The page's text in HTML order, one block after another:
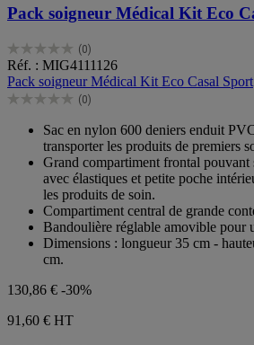
Pack soigneur Médical Kit Eco
(0)
0.0
sur
5
étoiles.
Réf. : MIG4111126
Pack soigneur Médical Kit Eco Casal Sport
(0)
0.0
étoiles.
Sac en nylon 600 deniers enduit
transporter les produits de premiers
Grand compartiment frontal
avec élastiques et petite poche
les produits de soin.
Compartiment central de grande
Bandoulière réglable amovible pour
Dimensions : longueur 35 cm -
cm.
130,86 € -30%
91,60 € HT